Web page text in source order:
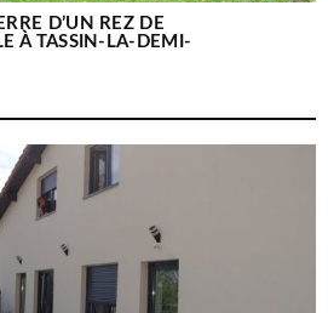
D’UN REZ DE
À TASSIN-LA-DEMI-